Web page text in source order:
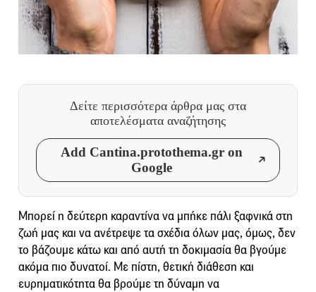
Δείτε περισσότερα άρθρα μας στα
αποτελέσματα αναζήτησης
Add Cantina.protothema.gr on
Google
Μπορεί η δεύτερη καραντίνα να μπήκε πάλι ξαφνικά στη
ζωή μας και να ανέτρεψε τα σχέδια όλων μας, όμως, δεν
το βάζουμε κάτω και από αυτή τη δοκιμασία θα βγούμε
ακόμα πιο δυνατοί. Με πίστη, θετική διάθεση και
ευρηματικότητα θα βρούμε τη δύναμη να